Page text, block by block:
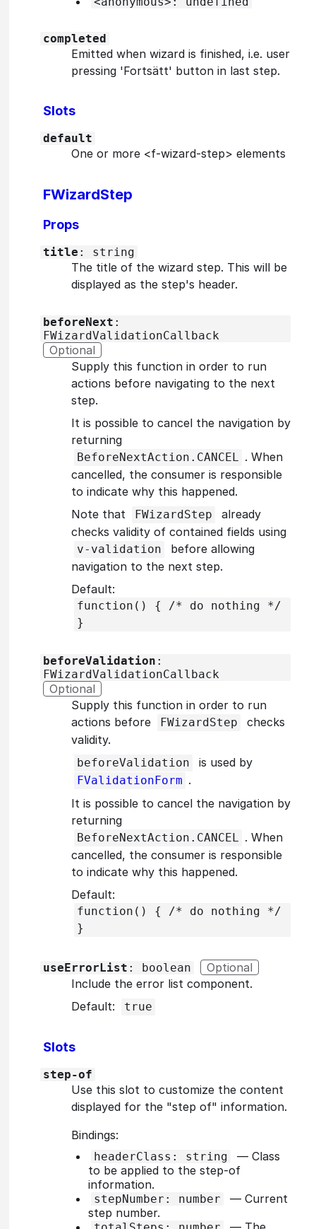
completed
Emitted when wizard is finished, i.e. user
pressing 'Fortsätt' button in last step.
Slots
default
One or more <f-wizard-step> elements
FWizardStep
Props
title : string
The title of the wizard step. This will be
displayed as the step's header.
beforeNext :
FWizardValidationCallback
Optional
Supply this function in order to run
actions before navigating to the next
step.
It is possible to cancel the navigation by
returning
BeforeNextAction.CANCEL
. When
cancelled, the consumer is responsible
to indicate why this happened.
Note that
FWizardStep
already
checks validity of contained fields using
v-validation
before allowing
navigation to the next step.
Default:
function() { /* do nothing */
}
beforeValidation :
FWizardValidationCallback
Optional
Supply this function in order to run
actions before
FWizardStep
checks
validity.
beforeValidation is used by
FValidationForm .
It is possible to cancel the navigation by
returning
BeforeNextAction.CANCEL
. When
cancelled, the consumer is responsible
to indicate why this happened.
Default:
function() { /* do nothing */
}
useErrorList : boolean
Optional
Include the error list component.
Default:
true
Slots
step-of
Use this slot to customize the content
displayed for the "step of" information.
Bindings:
headerClass: string — Class
to be applied to the step-of
information.
stepNumber: number — Current
step number.